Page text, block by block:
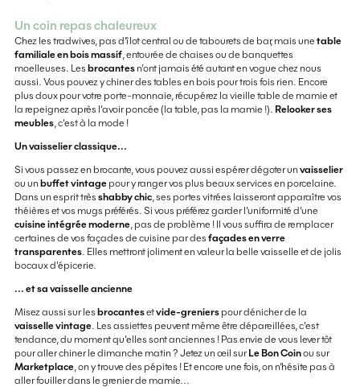
Un coin repas chaleureux
Chez les tradwives, pas d’îlot central ou de tabourets de bar, mais une table
familiale en bois massif, entourée de chaises ou de banquettes
moelleuses. Les brocantesn’ont jamais été autant en vogue chez nous
aussi. Vous pouvez y chiner des tables en bois pour trois fois rien. Encore
plus doux pour votre porte-monnaie, récupérez la vieille table de mamie et
la repeignez après l’avoir poncée (la table, pas la mamie !). Relooker ses
meubles, c’est à la mode !
Un vaisselier classique...
Si vous passez en brocante, vous pouvez aussi espérer dégoter unvaisselier
ou unbuffet vintagepour y ranger vos plus beaux services en porcelaine.
Dans un esprit très shabby chic, ses portes vitrées laisseront apparaître vos
théières et vos mugs préférés. Si vous préférez garder l’uniformité d’une
cuisine intégrée moderne, pas de problème ! Il vous suffira de remplacer
certaines de vos façades de cuisine par des façades en verre
transparentes. Elles mettront joliment en valeur la belle vaisselle et de jolis
bocaux d’épicerie.
... et sa vaisselle ancienne
Misez aussi sur les brocantesetvide-grenierspour dénicher de la
vaisselle vintage. Les assiettes peuvent même être dépareillées, c’est
tendance, du moment qu’elles sont anciennes ! Pas envie de vous lever tôt
pour aller chiner le dimanche matin ? Jetez un œil surLe Bon Coinou sur
Marketplace, on y trouve des pépites ! Et encore une fois, on n’hésite pas à
aller fouiller dans le grenier de mamie...